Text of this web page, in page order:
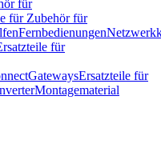
für
für Zubehör für
Fernbedienungen
für
GatewaysErsatzteile für
Montagematerial